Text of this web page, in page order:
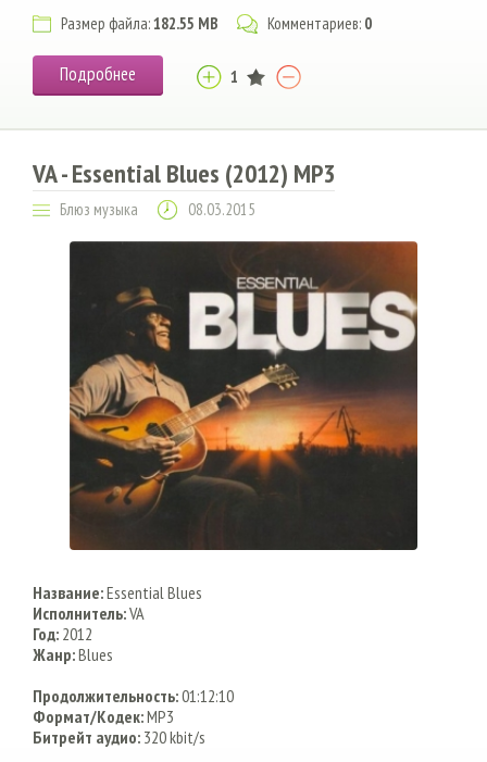
Размер файла:182.55 MB Комментариев: 0
Подробнее 1
VA - Essential Blues (2012) MP3
Блюз музыка 08.03.2015
Название:Essential Blues
Исполнитель:VA
Год: 2012
Жанр:Blues
Продолжительность:01:12:10
Формат/Кодек:MP3
Битрейт аудио: 320 kbit/s